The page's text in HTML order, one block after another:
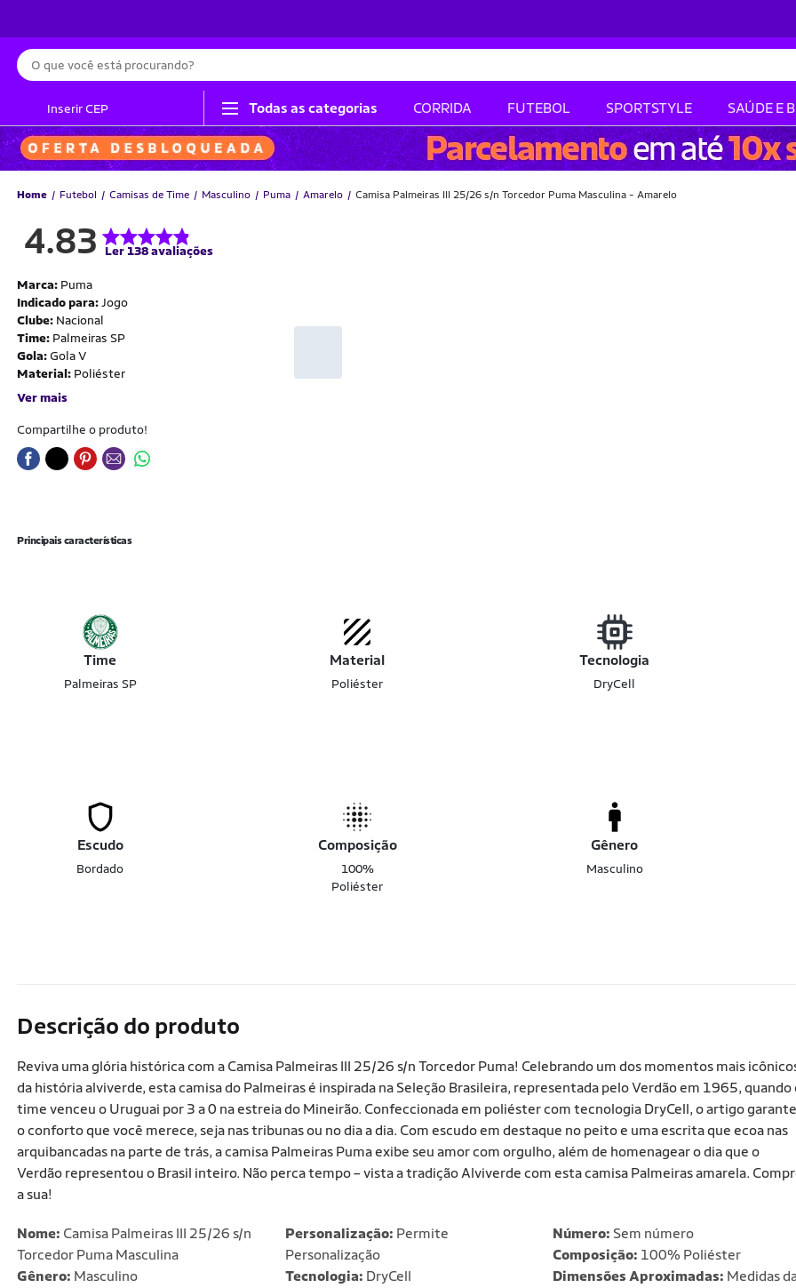
Busca
Inserir CEP Todas as categorias CORRIDA FUTEBOL SPORTSTYLE SAÚDE E
Home Futebol Camisas de Time Masculino Puma Amarelo Camisa Palmeiras III 25/26 s/n Torcedor Puma Masculina - Amarelo
4.83 Ler 138 avaliações
Marca: Puma
Indicado para: Jogo
Clube: Nacional
Time: Palmeiras SP
Gola: Gola V
Material: Poliéster
Ver mais
Compartilhe o produto!
Principais características
Time
Palmeiras SP
Material
Poliéster
Tecnologia
DryCell
Escudo
Bordado
Composição
100%
Poliéster
Gênero
Masculino
Descrição do produto
Reviva uma glória histórica com a Camisa Palmeiras III 25/26 s/n Torcedor Puma! Celebrando um dos momentos mais
da história alviverde, esta camisa do Palmeiras é inspirada na Seleção Brasileira, representada pelo Verdão em 1965, quando
time venceu o Uruguai por 3 a 0 na estreia do Mineirão. Confeccionada em poliéster com tecnologia DryCell, o artigo garante
o conforto que você merece, seja nas tribunas ou no dia a dia. Com escudo em destaque no peito e uma escrita que ecoa nas
arquibancadas na parte de trás, a camisa Palmeiras Puma exibe seu amor com orgulho, além de homenagear o dia que o
Verdão representou o Brasil inteiro. Não perca tempo – vista a tradição Alviverde com esta camisa Palmeiras amarela.
a sua!
Nome: Camisa Palmeiras III 25/26 s/n
Torcedor Puma Masculina
Gênero: Masculino
Personalização: Permite
Personalização
Tecnologia: DryCell
Número: Sem número
Composição: 100% Poliéster
Dimensões Aproximadas: Medidas